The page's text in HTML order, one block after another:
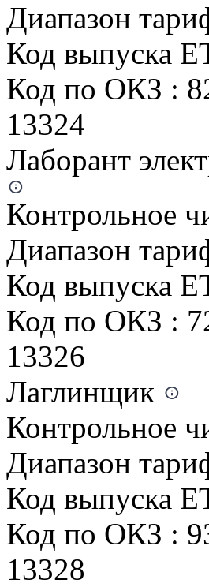
Диапазон
Код выпуска
Код по ОКЗ :
13324
Лаборант
Контрольное
Диапазон
Код выпуска
Код по ОКЗ :
13326
Лаглинщик
Контрольное
Диапазон
Код выпуска
Код по ОКЗ :
13328